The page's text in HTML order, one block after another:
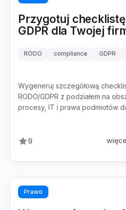
Przygotuj
GDPR dla Twojej
RODO compliance GDPR
Wygeneruj szczegółową
RODO/GDPR z podziałem na
procesy, IT i prawa podmiotów
9
Prawo